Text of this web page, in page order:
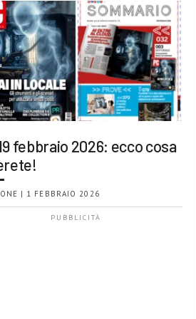
febbraio 2026: ecco cosa
| 1 FEBBRAIO 2026